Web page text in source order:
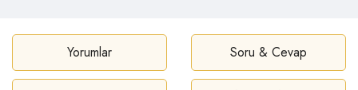
Yorumlar Soru & Cevap